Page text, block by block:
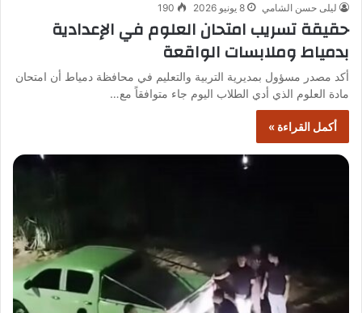
ليلى حسن الشامي 8 يونيو 2026 190
حقيقة تسريب امتحان العلوم في الإعدادية
بدمياط وملابسات الواقعة
أكد مصدر مسؤول بمديرية التربية والتعليم في محافظة دمياط أن امتحان
مادة العلوم الذي أدي الطلاب اليوم جاء متوافقاً مع…
أكمل القراءة »